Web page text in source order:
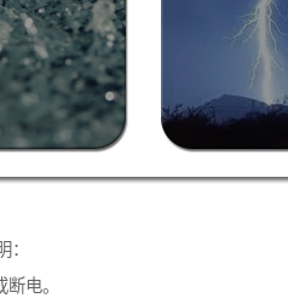
：
电。